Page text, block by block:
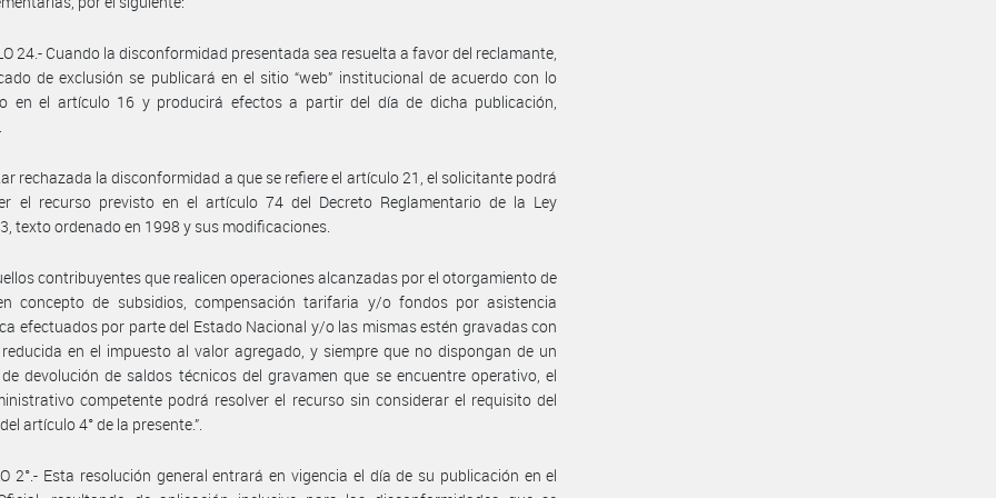
24.- Cuando la disconformidad presentada sea resuelta a favor del reclamante,
de exclusión se publicará en el sitio “web” institucional de acuerdo con lo
en el artículo 16 y producirá efectos a partir del día de dicha publicación,
rechazada la disconformidad a que se refiere el artículo 21, el solicitante podrá
el recurso previsto en el artículo 74 del Decreto Reglamentario de la Ley
texto ordenado en 1998 y sus modificaciones.
contribuyentes que realicen operaciones alcanzadas por el otorgamiento de
concepto de subsidios, compensación tarifaria y/o fondos por asistencia
efectuados por parte del Estado Nacional y/o las mismas estén gravadas con
en el impuesto al valor agregado, y siempre que no dispongan de un
devolución de saldos técnicos del gravamen que se encuentre operativo, el
competente podrá resolver el recurso sin considerar el requisito del
artículo 4° de la presente.”.
2°.- Esta resolución general entrará en vigencia el día de su publicación en el